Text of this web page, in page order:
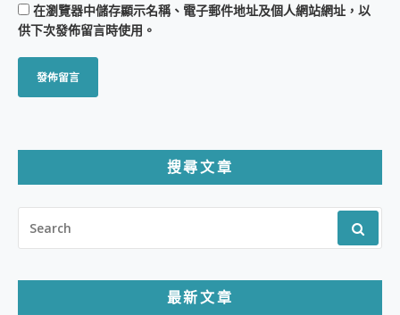
在瀏覽器中儲存顯示名稱、電子郵件地址及個人網站網址，以
供下次發佈留言時使用。
搜尋文章
FOR:
最新文章